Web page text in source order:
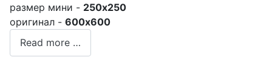
размер мини - 250x250
оригинал - 600x600
Read more …